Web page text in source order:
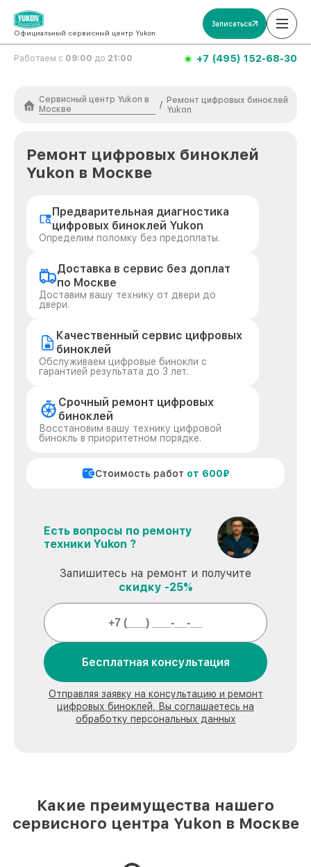
Официальный сервисный центр Yukon
Записаться
Работаем с 09:00 до 21:00 +7 (495) 152-68-30
Сервисный центр Yukon в
Москве
/ Ремонт цифровых биноклей
Yukon
Ремонт цифровых биноклей
Yukon в Москве
Предварительная диагностика
цифровых биноклей Yukon
Определим поломку без предоплаты.
Доставка в сервис без доплат
по Москве
Доставим вашу технику от двери до
двери.
Качественный сервис цифровых
биноклей
Обслуживаем цифровые бинокли с
гарантией результата до 3 лет.
Срочный ремонт цифровых
биноклей
Восстановим вашу технику цифровой
бинокль в приоритетном порядке.
Стоимость работ от 600₽
Есть вопросы по ремонту
техники Yukon ?
Запишитесь на ремонт и получите
скидку -25%
Бесплатная консультация
Отправляя заявку на консультацию и ремонт
цифровых биноклей, Вы соглашаетесь на
обработку персональных данных
Какие преимущества нашего
сервисного центра Yukon в Москве